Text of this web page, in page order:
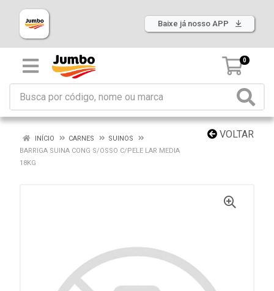
Baixe já nosso APP
0
VOLTAR
INÍCIO CARNES
SUINOS
BARRIGA SUINA CONG S/OSSO C/PELE LAR MEDIA
18KG